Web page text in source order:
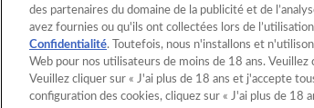
des partenaires du domaine de la publicité et de
avez fournies ou qu'ils ont collectées lors de
Confidentialité. Toutefois, nous n'installons et
Web pour nos utilisateurs de moins de 18 ans.
Veuillez cliquer sur « J'ai plus de 18 ans et j'accepte
configuration des cookies, cliquez sur « J'ai plus de 18